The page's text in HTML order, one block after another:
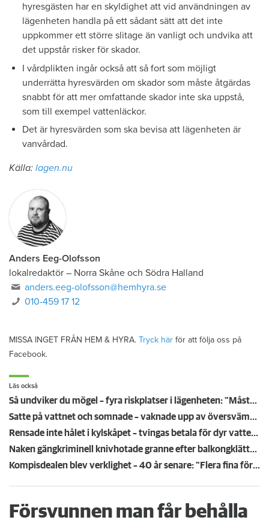
hyresgästen har en skyldighet att vid användningen av
lägenheten handla på ett sådant sätt att det inte
uppkommer ett större slitage än vanligt och undvika att
det uppstår risker för skador.
I vårdplikten ingår också att så fort som möjligt
underrätta hyresvärden om skador som måste åtgärdas
snabbt för att mer omfattande skador inte ska uppstå,
som till exempel vattenläckor.
Det är hyresvärden som ska bevisa att lägenheten är
vanvårdad.
Källa: lagen.nu
Anders Eeg-Olofsson
lokalredaktör – Norra Skåne och Södra Halland
anders.eeg-olofsson@hemhyra.se
010-459 17 12
MISSA INGET FRÅN HEM & HYRA. Tryck här för att följa oss på
Facebook.
Läs också
Så undviker du mögel – fyra riskplatser i lägenheten: ”Måste städa bort”
Satte på vattnet och somnade – vaknade upp av översvämning hos grannen
Rensade inte hålet i kylskåpet – tvingas betala för dyr vattenskada
Naken gängkriminell knivhotade granne efter balkongklättring
Kompisdealen blev verklighet – 40 år senare: "Flera fina fördelar med att dela bostad"
Försvunnen man får behålla